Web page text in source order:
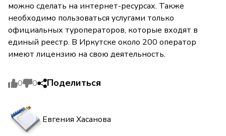
можно сделать на интернет-ресурсах. Также
необходимо пользоваться услугами только
официальных туроператоров, которые входят в
единый реестр. В Иркутске около 200 оператор
имеют лицензию на свою деятельность.
0 0 Поделиться
Евгения Хасанова